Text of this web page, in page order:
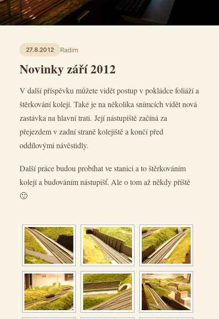
27.8.2012 Radim
Novinky září 2012
V další příspěvku můžete vidět postup v pokládce foliáží a
štěrkování kolejí. Také je na několika snímcích vidět nová
zastávka na hlavní trati. Její nástupiště začíná za
přejezdem v zadní straně kolejiště a končí před
oddílovými návěstidly.
Další práce budou probíhat ve stanici a to štěrkováním
kolejí a budováním nástupišť. Ale o tom až někdy příště
🙂